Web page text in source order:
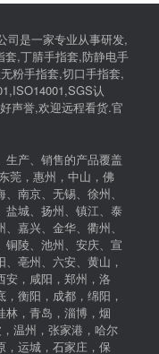
司是一家专业从事研发,
套,丁腈手指套,防静电手
粉手指套,切口手指套,
认
声誉,欢迎远程看货.官
生产、销售的产品覆盖
莞，惠州，中山，佛
南京、无锡、徐州、
盐城、扬州、镇江、泰
嘉兴、金华、衢州、
铜陵、池州、安庆、宣
亳州、六安、黄山，
安，咸阳，郑州，洛
衡阳，成都，绵阳，
林，青岛，淄博，烟
温州，张家港，哈尔
，运城，石家庄，保